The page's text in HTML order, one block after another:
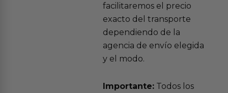
facilitaremos el precio
exacto del transporte
dependiendo de la
agencia de envío elegida
y el modo.
Importante:Todos los